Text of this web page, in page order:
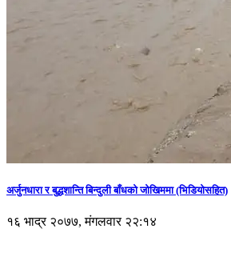
अर्जुनधारा र बुद्धशान्ति बिन्दुली बाँधको जोखिममा (भिडियाेसहित)
१६ भाद्र २०७७, मंगलवार २२:१४